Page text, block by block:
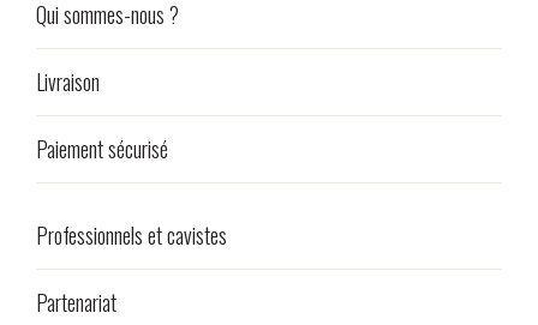
Qui sommes-nous ?
Livraison
Paiement sécurisé
Professionnels et cavistes
Partenariat